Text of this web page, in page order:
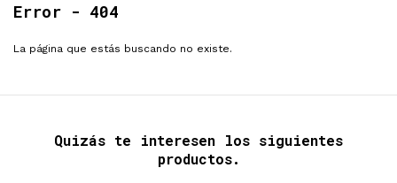
Error - 404
La página que estás buscando no existe.
Quizás te interesen los siguientes
productos.